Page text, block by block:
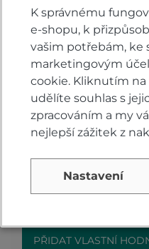
Zeptejte se.
ZEPTAT SE V DISKUSI
Hodnocení
Přidejte vlastní
PŘIDAT VLASTNÍ
K správnému
e-shopu, k
vašim potřebám, ke
marketingovým
cookie. Kliknutím na
udělíte souhlas s
zpracováním a my
nejlepší zážitek z
Nastavení